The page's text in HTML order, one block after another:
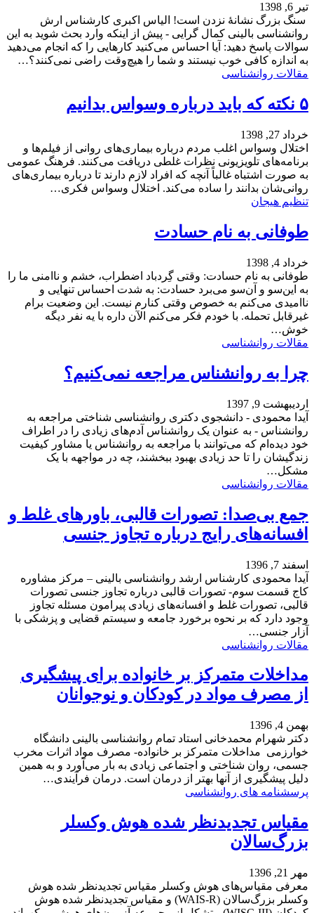
تیر 6, 1398
سنگ بزرگ نشانۀ نزدن است! الیاس اکبری کارشناس ارش
روانشناسی بالینی کمال گرایی - پیش از اینکه وارد بحث شوید به این
سوالات پاسخ دهید: آیا احساس می‌کنید کارهایی را که انجام می‌دهید
به اندازه کافی خوب نیستند و شما را هیچ‌وقت راضی نمی‌کنند؟…
مقالات روانشناسی
۵ نکته که باید درباره وسواس بدانیم
خرداد 27, 1398
اختلال وسواس اغلب مردم درباره بیماری‌های روانی از فیلم‌ها و
برنامه‌های تلویزیونی نظرات غلطی دریافت می‌کنند. فرهنگ عمومی
به صورت اشتباه غالباً آنچه که افراد لازم دارند تا درباره بیماری‌های
روانی‌شان بدانند را ساده می‌کند. اختلال وسواس فکری…
تنظیم هیجان
طوفانی به نام حسادت
خرداد 4, 1398
طوفانی به نام حسادت: وقتی گِردباد اضطراب، خشم و ناامنی ما را
به این‌سو و آن‌سو می‌برد حسادت: به شدت احساس تنهایی و
ناامیدی می‌کنم به خصوص وقتی کنارم نیست. این وضعیت برام
غیرقابل تحمله. با خودم فکر می‌کنم الآن داره با یه نفر دیگه
خوش…
مقالات روانشناسی
چرا به روانشناس مراجعه نمی‌کنیم؟
اردیبهشت 9, 1397
آیدا محمودی - دانشجوی دکتری روانشناسی شناختی مراجعه به
روانشناس - به عنوان یک روانشناس آدم‌های زیادی را در اطراف
خود دیده‌ام که می‌توانند با مراجعه به روانشناس یا مشاور کیفیت
زندگیشان را تا حد زیادی بهبود ببخشند، چه در مواجهه با یک
مشکل…
مقالات روانشناسی
جمع بی‌صدا: تصورات قالبی، باورهای غلط و
افسانه‌های رایج درباره تجاوز جنسی
اسفند 7, 1396
آیدا محمودی کارشناس ارشد روانشناسی بالینی – مرکز مشاوره
کاج قسمت سوم- تصورات قالبی درباره تجاوز جنسی تصورات
قالبی، تصورات غلط و افسانه‌های زیادی پیرامون مسئله تجاوز
وجود دارد که بر نحوه برخورد جامعه و سیستم قضایی و پزشکی با
آزار جنسی…
مقالات روانشناسی
مداخلات متمرکز بر خانواده برای پیشگیری
از مصرف مواد در کودکان و نوجوانان
بهمن 4, 1396
دکتر شهرام محمدخانی استاد تمام روانشناسی بالینی دانشگاه
خوارزمی مداخلات متمرکز بر خانواده- مصرف مواد اثرات مخرب
جسمی، روان شناختی و اجتماعی زیادی به بار می‌آورد و به همین
دلیل پیشگیری از آن­ها بهتر از درمان است. درمان فرآیندی…
پرسشنامه های روانشناسی
مقیاس تجدیدنظر شده هوش وکسلر
بزرگ‌سالان
مهر 21, 1396
معرفی مقیاس‌های هوش وکسلر مقیاس تجدیدنظر شده هوش
وکسلر بزرگ‌سالان (WAIS-R) و مقیاس تجدیدنظر شده هوش